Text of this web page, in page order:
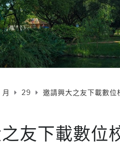
月 29 邀請興大之友下載數位
友下載數位